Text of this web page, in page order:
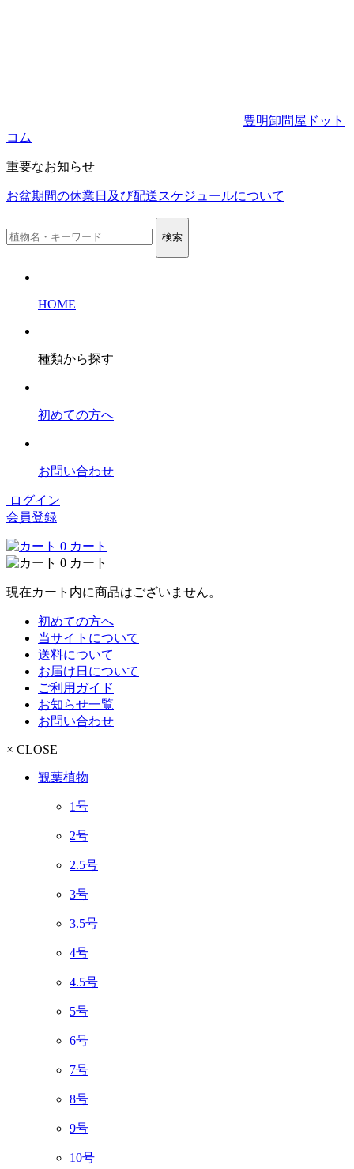
豊明卸問屋ドット
コム
重要なお知らせ
お盆期間の休業日及び配送スケジュールについて
検索
HOME
種類から探す
初めての方へ
お問い合わせ
ログイン
会員登録
0 カート
0 カート
現在カート内に商品はございません。
初めての方へ
当サイトについて
送料について
お届け日について
ご利用ガイド
お知らせ一覧
お問い合わせ
× CLOSE
観葉植物
1号
2号
2.5号
3号
3.5号
4号
4.5号
5号
6号
7号
8号
9号
10号